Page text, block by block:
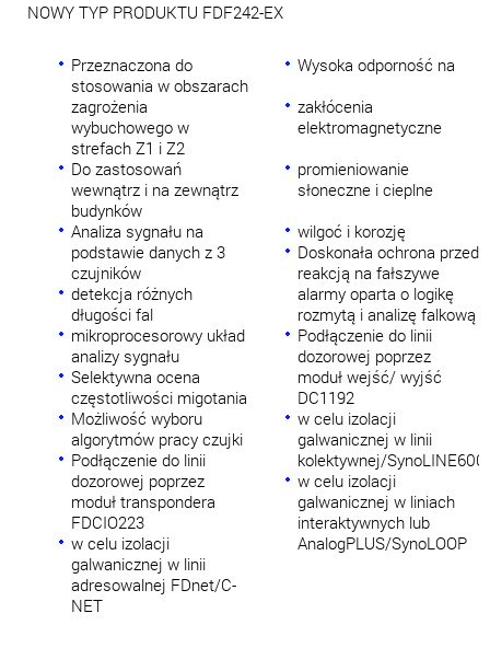
NOWY TYP PRODUKTU FDF242-EX
Przeznaczona do
stosowania w obszarach
zagrożenia
wybuchowego w
strefach Z1 i Z2
Do zastosowań
wewnątrz i na zewnątrz
budynków
Analiza sygnału na
podstawie danych z 3
czujników
detekcja różnych
długości fal
mikroprocesorowy układ
analizy sygnału
Selektywna ocena
częstotliwości migotania
Możliwość wyboru
algorytmów pracy czujki
Podłączenie do linii
dozorowej poprzez
moduł transpondera
FDCIO223
w celu izolacji
galwanicznej w linii
adresowalnej FDnet/C-
NET
Wysoka odporność na
zakłócenia
elektromagnetyczne
promieniowanie
słoneczne i cieplne
wilgoć i korozję
Doskonała ochrona przed
reakcją na fałszywe
alarmy oparta o logikę
rozmytą i analizę falkową
Podłączenie do linii
dozorowej poprzez
moduł wejść/ wyjść
DC1192
w celu izolacji
galwanicznej w linii
kolektywnej/SynoLINE600
w celu izolacji
galwanicznej w liniach
interaktywnych lub
AnalogPLUS/SynoLOOP